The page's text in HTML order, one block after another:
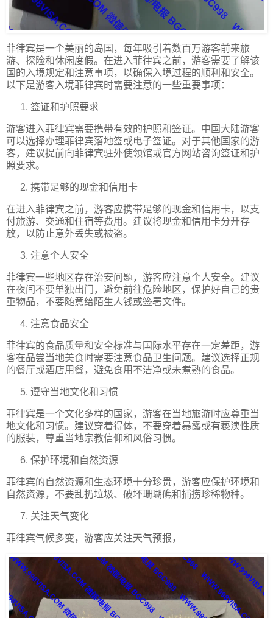
菲律宾是一个美丽的岛国，每年吸引着数百万游客前来旅
游、探险和休闲度假。在进入菲律宾之前，游客需要了解该
国的入境规定和注意事项，以确保入境过程的顺利和安全。
以下是游客入境菲律宾时需要注意的一些重要事项：
签证和护照要求
游客进入菲律宾需要携带有效的护照和签证。中国大陆游客
可以选择办理菲律宾落地签或电子签证。对于其他国家的游
客，建议提前向菲律宾驻外使领馆或官方网站咨询签证和护
照要求。
携带足够的现金和信用卡
在进入菲律宾之前，游客应携带足够的现金和信用卡，以支
付旅游、交通和住宿等费用。建议将现金和信用卡分开存
放，以防止意外丢失或被盗。
注意个人安全
菲律宾一些地区存在治安问题，游客应注意个人安全。建议
在夜间不要单独出门，避免前往危险地区，保护好自己的贵
重物品，不要随意给陌生人钱或签署文件。
注意食品安全
菲律宾的食品质量和安全标准与国际水平存在一定差距，游
客在品尝当地美食时需要注意食品卫生问题。建议选择正规
的餐厅或酒店用餐，避免食用不洁净或未煮熟的食品。
遵守当地文化和习惯
菲律宾是一个文化多样的国家，游客在当地旅游时应尊重当
地文化和习惯。建议穿着得体，不要穿着暴露或有亵渎性质
的服装，尊重当地宗教信仰和风俗习惯。
保护环境和自然资源
菲律宾的自然资源和生态环境十分珍贵，游客应保护环境和
自然资源，不要乱扔垃圾、破坏珊瑚礁和捕捞珍稀物种。
关注天气变化
菲律宾气候多变，游客应关注天气预报，